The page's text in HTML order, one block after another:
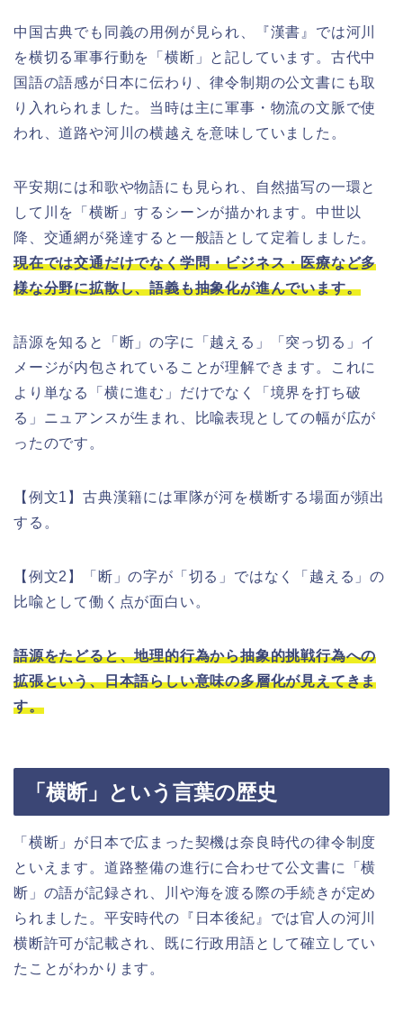
中国古典でも同義の用例が見られ、『漢書』では河川
を横切る軍事行動を「横断」と記しています。古代中
国語の語感が日本に伝わり、律令制期の公文書にも取
り入れられました。当時は主に軍事・物流の文脈で使
われ、道路や河川の横越えを意味していました。
平安期には和歌や物語にも見られ、自然描写の一環と
して川を「横断」するシーンが描かれます。中世以
降、交通網が発達すると一般語として定着しました。
現在では交通だけでなく学問・ビジネス・医療など多
様な分野に拡散し、語義も抽象化が進んでいます。
語源を知ると「断」の字に「越える」「突っ切る」イ
メージが内包されていることが理解できます。これに
より単なる「横に進む」だけでなく「境界を打ち破
る」ニュアンスが生まれ、比喩表現としての幅が広が
ったのです。
【例文1】古典漢籍には軍隊が河を横断する場面が頻出
する。
【例文2】「断」の字が「切る」ではなく「越える」の
比喩として働く点が面白い。
語源をたどると、地理的行為から抽象的挑戦行為への
拡張という、日本語らしい意味の多層化が見えてきま
す。
「横断」という言葉の歴史
「横断」が日本で広まった契機は奈良時代の律令制度
といえます。道路整備の進行に合わせて公文書に「横
断」の語が記録され、川や海を渡る際の手続きが定め
られました。平安時代の『日本後紀』では官人の河川
横断許可が記載され、既に行政用語として確立してい
たことがわかります。